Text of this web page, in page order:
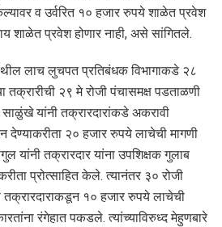
व उर्वरित १० हजार रुपये शाळेत प्रवेश
शाळेत प्रवेश होणार नाही, असे सांगितले.
लाच लुचपत प्रतिबंधक विभागाकडे २८
तक्रारीची २९ मे रोजी पंचासमक्ष पडताळणी
यांनी तक्रारदारांकडे अकरावी
२० हजार रुपये लाचेची मागणी
यांनी तक्रारदार यांना उपशिक्षक गुलाब
प्रोत्साहित केले. त्यानंतर ३० रोजी
१० हजार रुपये लाचेची
रंगेहात पकडले. त्यांच्याविरुध्द मेहुणबारे